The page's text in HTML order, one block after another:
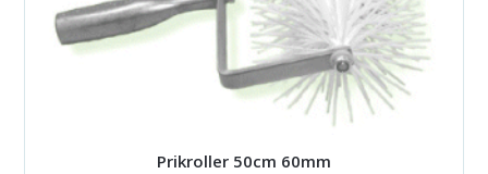
Prikroller 50cm 60mm